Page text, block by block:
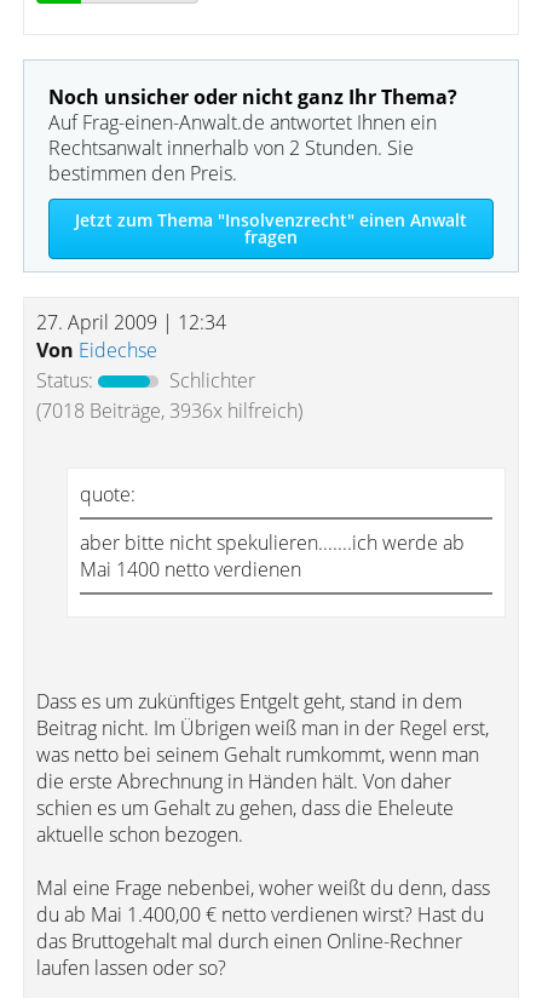
Noch unsicher oder nicht ganz Ihr Thema?
Auf Frag-einen-Anwalt.de antwortet Ihnen ein
Rechtsanwalt innerhalb von 2 Stunden. Sie
bestimmen den Preis.
Jetzt zum Thema "Insolvenzrecht" einen Anwalt
fragen
27. April 2009 | 12:34
Von Eidechse
Status:
Schlichter
(7018 Beiträge, 3936x hilfreich)
quote:
aber bitte nicht spekulieren.......ich werde ab
Mai 1400 netto verdienen
Dass es um zukünftiges Entgelt geht, stand in dem
Beitrag nicht. Im Übrigen weiß man in der Regel erst,
was netto bei seinem Gehalt rumkommt, wenn man
die erste Abrechnung in Händen hält. Von daher
schien es um Gehalt zu gehen, dass die Eheleute
aktuelle schon bezogen.
Mal eine Frage nebenbei, woher weißt du denn, dass
du ab Mai 1.400,00 € netto verdienen wirst? Hast du
das Bruttogehalt mal durch einen Online-Rechner
laufen lassen oder so?